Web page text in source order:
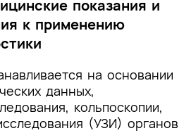
показания и
к применению
на основании
данных,
кольпоскопии,
(УЗИ) органов